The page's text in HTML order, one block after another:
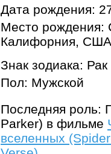
Дата рождения:
Место рождения:
Калифорния, США
Знак зодиака: Рак
Пол: Мужской
Последняя роль:
Parker) в фильме
вселенных